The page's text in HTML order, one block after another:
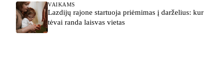
VAIKAMS
Lazdijų rajone startuoja priėmimas į darželius: kur
tėvai randa laisvas vietas